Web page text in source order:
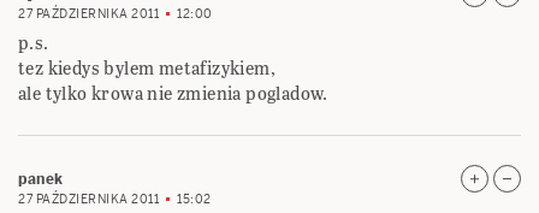
27 PAŹDZIERNIKA 2011 12:00
p.s.
tez kiedys bylem metafizykiem,
ale tylko krowa nie zmienia pogladow.
panek
27 PAŹDZIERNIKA 2011 15:02